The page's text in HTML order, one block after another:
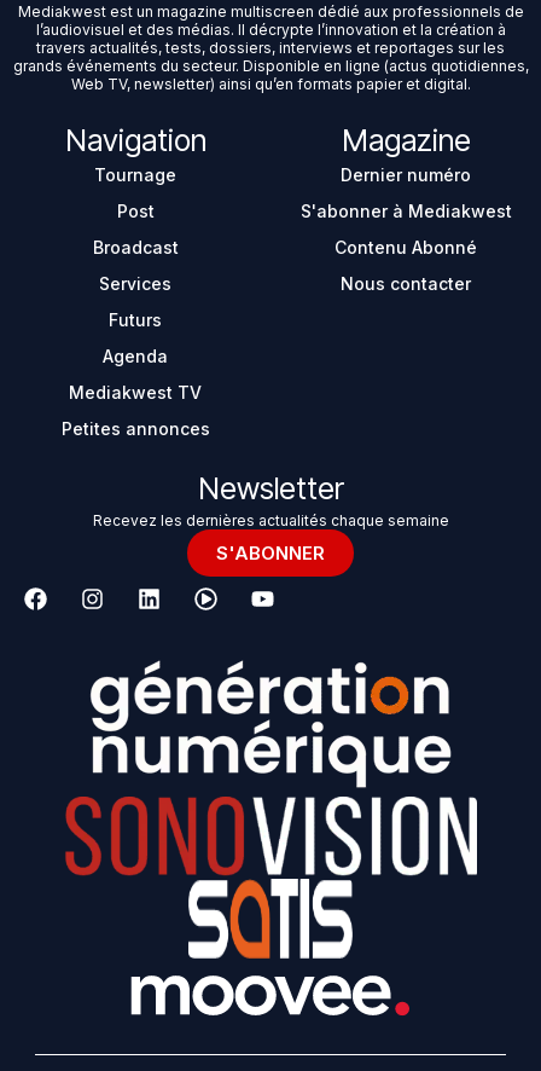
Mediakwest est un magazine multiscreen dédié aux professionnels de
l’audiovisuel et des médias. Il décrypte l’innovation et la création à
travers actualités, tests, dossiers, interviews et reportages sur les
grands événements du secteur. Disponible en ligne (actus quotidiennes,
Web TV, newsletter) ainsi qu’en formats papier et digital.
Navigation
Tournage
Post
Broadcast
Services
Futurs
Agenda
Mediakwest TV
Petites annonces
Magazine
Dernier numéro
S'abonner à Mediakwest
Contenu Abonné
Nous contacter
Newsletter
Recevez les dernières actualités chaque semaine
S'ABONNER